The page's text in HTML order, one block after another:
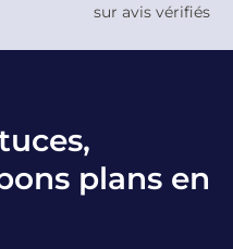
sur avis vérifiés
plans en